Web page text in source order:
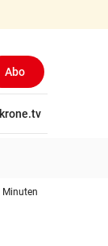
Abo
krone.tv
Minuten